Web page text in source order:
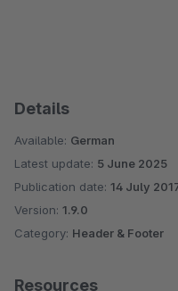
Details
Available: German
Latest update: 5 June 2025
Publication date: 14 July
Version: 1.9.0
Category: Header & Footer
Resources